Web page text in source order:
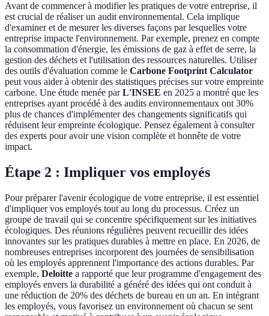
Avant de commencer à modifier les pratiques de votre entreprise, il
est crucial de réaliser un audit environnemental. Cela implique
d'examiner et de mesurer les diverses façons par lesquelles votre
entreprise impacte l'environnement. Par exemple, prenez en compte
la consommation d'énergie, les émissions de gaz à effet de serre, la
gestion des déchets et l'utilisation des ressources naturelles. Utiliser
des outils d'évaluation comme le Carbone Footprint Calculator
peut vous aider à obtenir des statistiques précises sur votre empreinte
carbone. Une étude menée parL'INSEE en 2025 a montré que les
entreprises ayant procédé à des audits environnementaux ont 30%
plus de chances d'implémenter des changements significatifs qui
réduisent leur empreinte écologique. Pensez également à consulter
des experts pour avoir une vision complète et honnête de votre
impact.
Étape 2 : Impliquer vos employés
Pour préparer l'avenir écologique de votre entreprise, il est essentiel
d'impliquer vos employés tout au long du processus. Créez un
groupe de travail qui se concentre spécifiquement sur les initiatives
écologiques. Des réunions régulières peuvent recueillir des idées
innovantes sur les pratiques durables à mettre en place. En 2026, de
nombreuses entreprises incorporent des journées de sensibilisation
où les employés apprennent l'importance des actions durables. Par
exemple, Deloitte a rapporté que leur programme d'engagement des
employés envers la durabilité a généré des idées qui ont conduit à
une réduction de 20% des déchets de bureau en un an. En intégrant
les employés, vous favorisez un environnement où chacun se sent